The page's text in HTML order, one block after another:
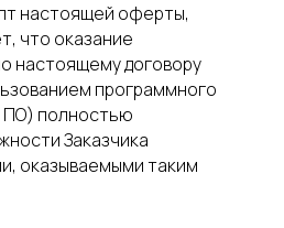
настоящей оферты,
что оказание
настоящему договору
программного
ПО) полностью
Заказчика
оказываемыми таким